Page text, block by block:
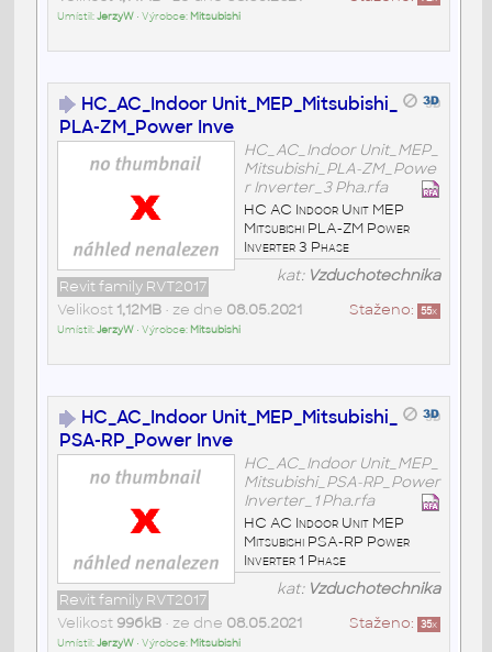
Umístil:JerzyW• Výrobce: Mitsubishi
HC_AC_Indoor Unit_MEP_Mitsubishi_
PLA-ZM_Power Inve
HC_AC_Indoor Unit_MEP_
Mitsubishi_PLA-ZM_Powe
r Inverter_3 Pha.rfa
HC AC Indoor Unit MEP
Mitsubishi PLA-ZM Power
Inverter 3 Phase
kat: Vzduchotechnika
Revit family RVT2017
Staženo: 55x
Velikost 1,12MB• ze dne 08.05.2021
Umístil:JerzyW• Výrobce: Mitsubishi
HC_AC_Indoor Unit_MEP_Mitsubishi_
PSA-RP_Power Inve
HC_AC_Indoor Unit_MEP_
Mitsubishi_PSA-RP_Power
Inverter_1 Pha.rfa
HC AC Indoor Unit MEP
Mitsubishi PSA-RP Power
Inverter 1 Phase
kat: Vzduchotechnika
Revit family RVT2017
Staženo: 35x
Velikost 996kB• ze dne 08.05.2021
Umístil:JerzyW• Výrobce: Mitsubishi